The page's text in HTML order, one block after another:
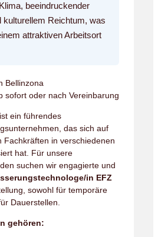
beeindruckender
kulturellem Reichtum, was
attraktiven Arbeitsort
Bellinzona
sofort oder nach Vereinbarung
ist ein führendes
das sich auf
Fachkräften in verschiedenen
hat. Für unsere
suchen wir engagierte und
in EFZ
sowohl für temporäre
Dauerstellen.
gehören: